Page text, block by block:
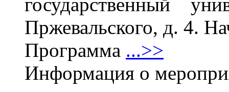
Пржевальского, д. 4.
Программа ...>>
Информация о